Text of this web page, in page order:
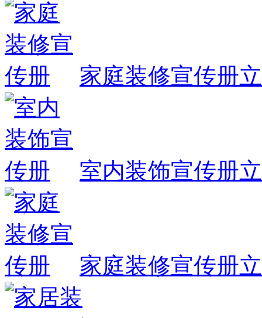
家庭装修宣传册
室内装饰宣传册
家庭装修宣传册